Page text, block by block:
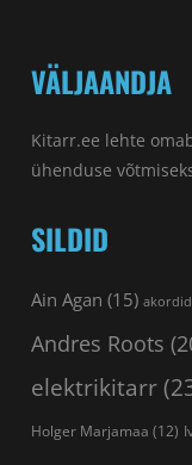
VÄLJAANDJA
Kitarr.ee lehte
ühenduse
SILDID
Ain Agan (15) akordid
Andres Roots
elektrikitarr
Holger Marjamaa (12)